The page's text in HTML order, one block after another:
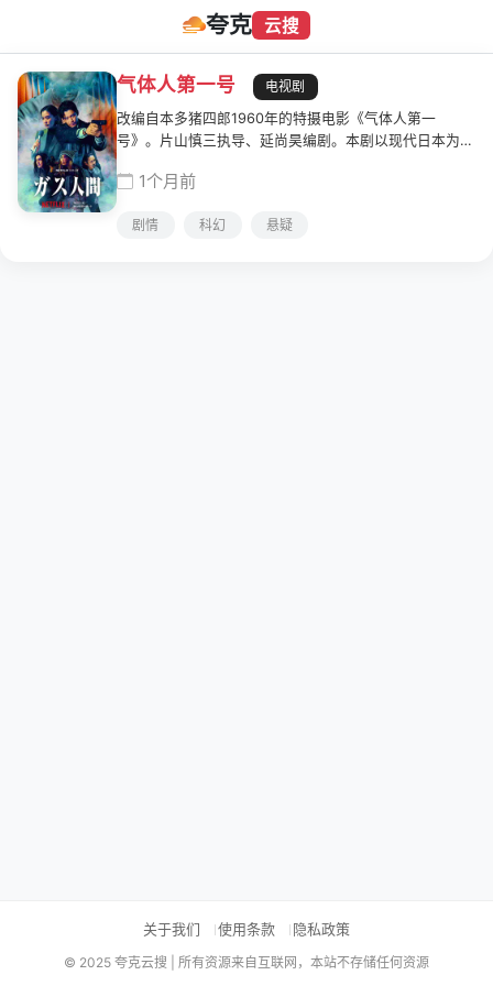
夸克 云搜
气体人第一号
电视剧
改编自本多猪四郎1960年的特摄电影《气体人第一
号》。片山慎三执导、延尚昊编剧。本剧以现代日本为背
不断膨胀，最终爆裂身亡，凶手正是已经气体化的变异人
1个月前
剧情 科幻 悬疑
关于我们 使用条款 隐私政策
© 2025 夸克云搜 | 所有资源来自互联网，本站不存储任何资源